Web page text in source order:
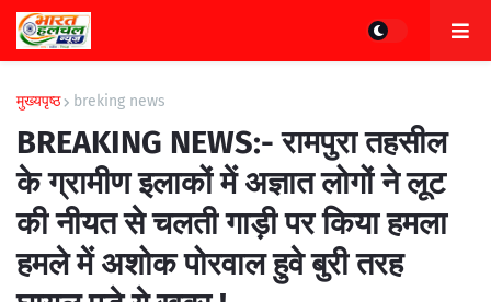
मुख्यपृष्ठ breking news
BREAKING NEWS:- रामपुरा तहसील
के ग्रामीण इलाकों में अज्ञात लोगों ने लूट
की नीयत से चलती गाड़ी पर किया हमला
हमले में अशोक पोरवाल हुवे बुरी तरह